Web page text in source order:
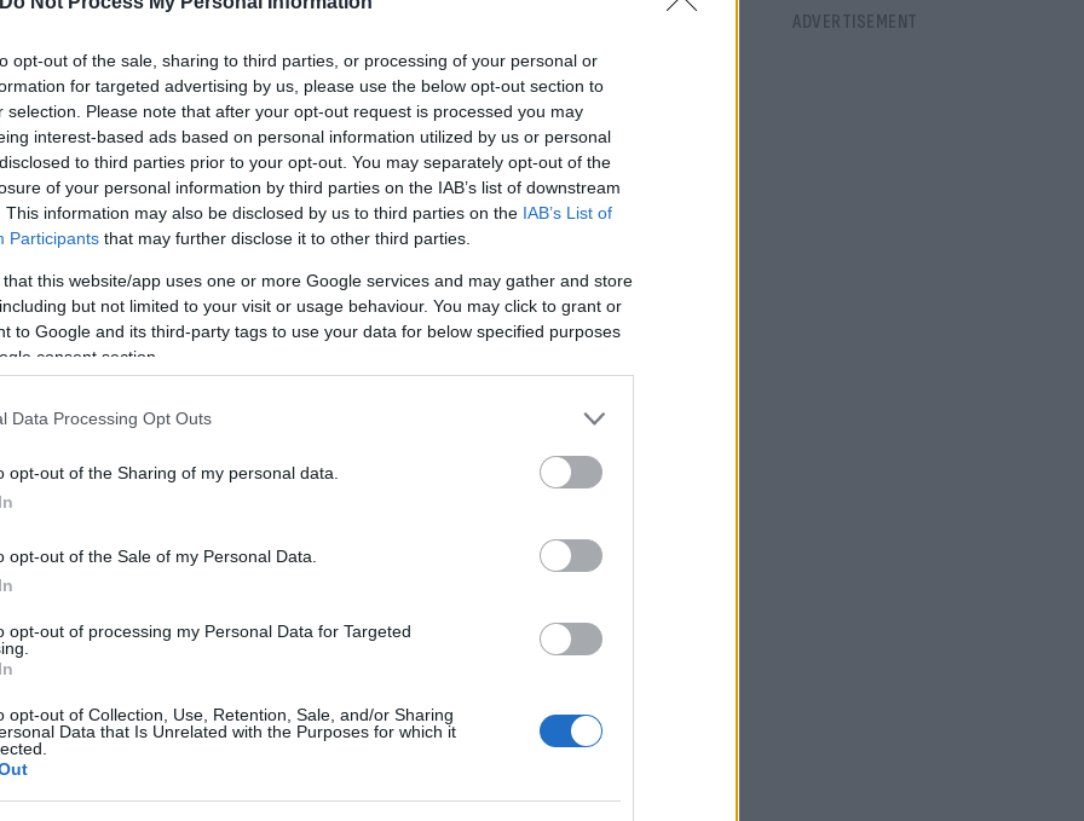
opt-out of the sale, sharing to third parties, or processing of your personal or
for targeted advertising by us, please use the below opt-out section to
selection. Please note that after your opt-out request is processed you may
interest-based ads based on personal information utilized by us or personal
to third parties prior to your opt-out. You may separately opt-out of the
of your personal information by third parties on the IAB’s list of downstream
This information may also be disclosed by us to third parties on the IAB’s List of
Participants that may further disclose it to other third parties.
that this website/app uses one or more Google services and may gather and store
but not limited to your visit or usage behaviour. You may click to grant or
to Google and its third-party tags to use your data for below specified purposes
consent section.
Data Processing Opt Outs
opt-out of the Sharing of my personal data.
opt-out of the Sale of my Personal Data.
opt-out of processing my Personal Data for Targeted
opt-out of Collection, Use, Retention, Sale, and/or Sharing
Data that Is Unrelated with the Purposes for which it
τις δηλώσεις μέχρι τις 15 Ιουνίου θα έχουν έκπτωση 3%, ενώ
έκπτωση 2%. Αυτά τα ποσοστά με τις εκπτώσεις ισχύουν για όσους
Flash.grστην αναζήτηση τηςGoogle